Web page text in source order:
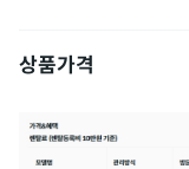
상품가격